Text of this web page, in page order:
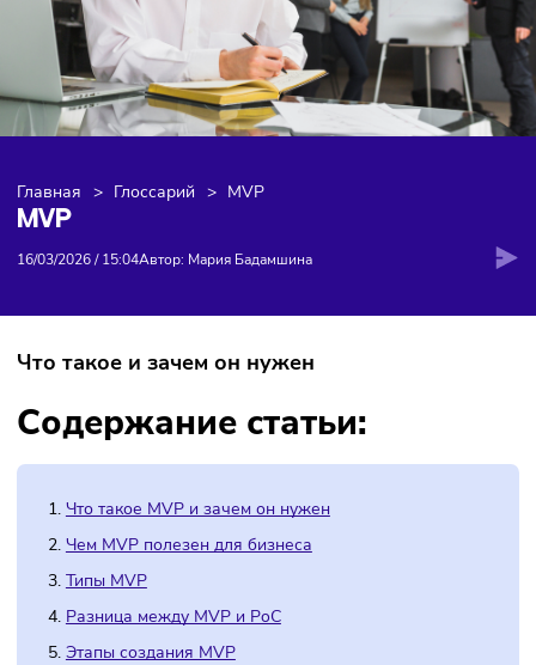
MVP
16/03/2026/15:04Автор: Мария Бадамшина
Что такое и зачем он нужен
Содержание статьи:
Что такое MVP и зачем он нужен